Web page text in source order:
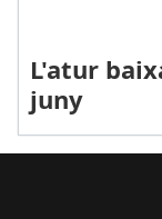
L'atur
juny